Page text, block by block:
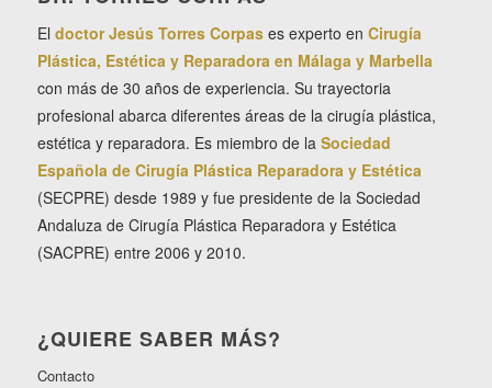
El doctor Jesús Torres Corpases experto en Cirugía
Plástica, Estética y Reparadora en Málaga y Marbella
con más de 30 años de experiencia. Su trayectoria
profesional abarca diferentes áreas de la cirugía plástica,
estética y reparadora. Es miembro de la Sociedad
Española de Cirugía Plástica Reparadora y Estética
(SECPRE) desde 1989 y fue presidente de la Sociedad
Andaluza de Cirugía Plástica Reparadora y Estética
(SACPRE) entre 2006 y 2010.
¿QUIERE SABER MÁS?
Contacto